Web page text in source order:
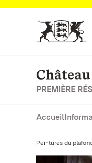
Vers la page
PREMIÈRE
Accueil
Actuel:
Peintures du